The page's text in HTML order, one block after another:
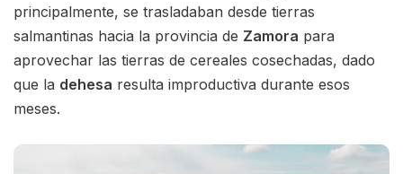
principalmente, se trasladaban desde tierras
salmantinas hacia la provincia de Zamora para
aprovechar las tierras de cereales cosechadas, dado
que la dehesa resulta improductiva durante esos
meses.